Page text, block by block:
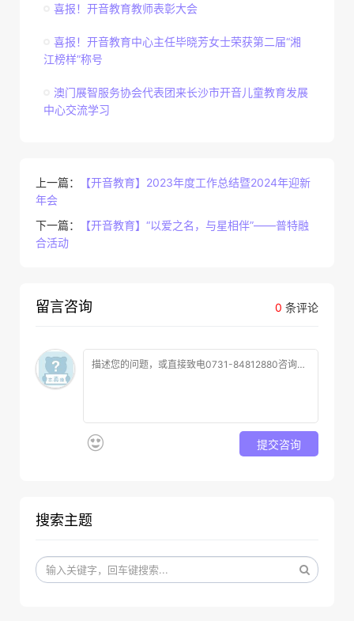
喜报！开音教育教师表彰大会
喜报！开音教育中心主任毕晓芳女士荣获第二届“湘
江榜样”称号
澳门展智服务协会代表团来长沙市开音儿童教育发展
中心交流学习
上一篇：
【开音教育】2023年度工作总结暨2024年迎新
年会
下一篇：
【开音教育】“以爱之名，与星相伴”——普特融
合活动
0 条评论
留言咨询
提交咨询
搜索主题